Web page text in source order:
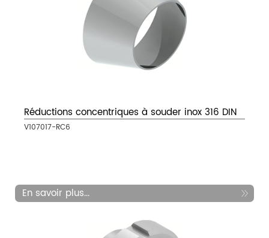
Réductions concentriques à souder inox 316 DIN
V107017-RC6
En savoir plus...